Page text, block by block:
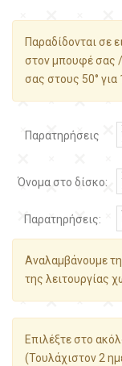
Παραδίδονται σε
στον μπουφέ σας /
σας στους 50° για
Παρατηρήσεις
Όνομα στο δίσκο:
Παρατηρήσεις:
Αναλαμβάνουμε
της λειτουργίας
Επιλέξτε στο
(Τουλάχιστον 2